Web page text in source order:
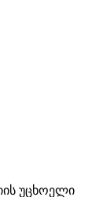
უცხოელი